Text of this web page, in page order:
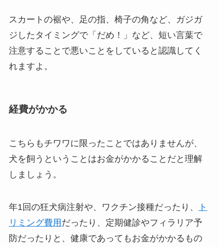
スカートの裾や、足の指、椅子の角など、ガジガ
ジしたタイミングで「だめ！」など、短い言葉で
注意することで悪いことをしていると認識してく
れますよ。
経費がかかる
こちらもチワワに限ったことではありませんが、
犬を飼うということはお金がかかることだと理解
しましょう。
年1回の狂犬病注射や、ワクチン接種だったり、
ト
リミング費用 だったり、定期健診やフィラリア予
防だったりと、健康であってもお金がかかるもの